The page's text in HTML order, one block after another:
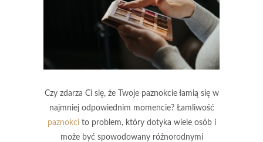
Czy zdarza Ci się, że Twoje paznokcie łamią się w
najmniej odpowiednim momencie? Łamliwość
paznokcito problem, który dotyka wiele osób i
może być spowodowany różnorodnymi